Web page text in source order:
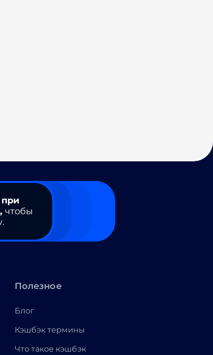
чтобы
Полезное
Блог
Кэшбэк термины
Что такое кэшбэк